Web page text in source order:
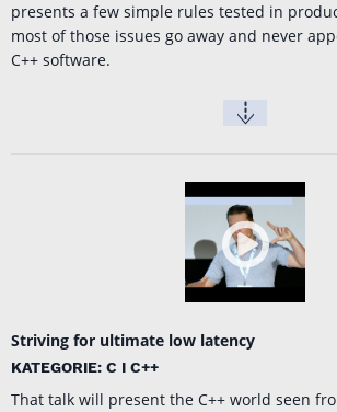
presents a few simple rules tested in
most of those issues go away and never
C++ software.
Striving for ultimate low latency
KATEGORIE: C I C++
That talk will present the C++ world seen